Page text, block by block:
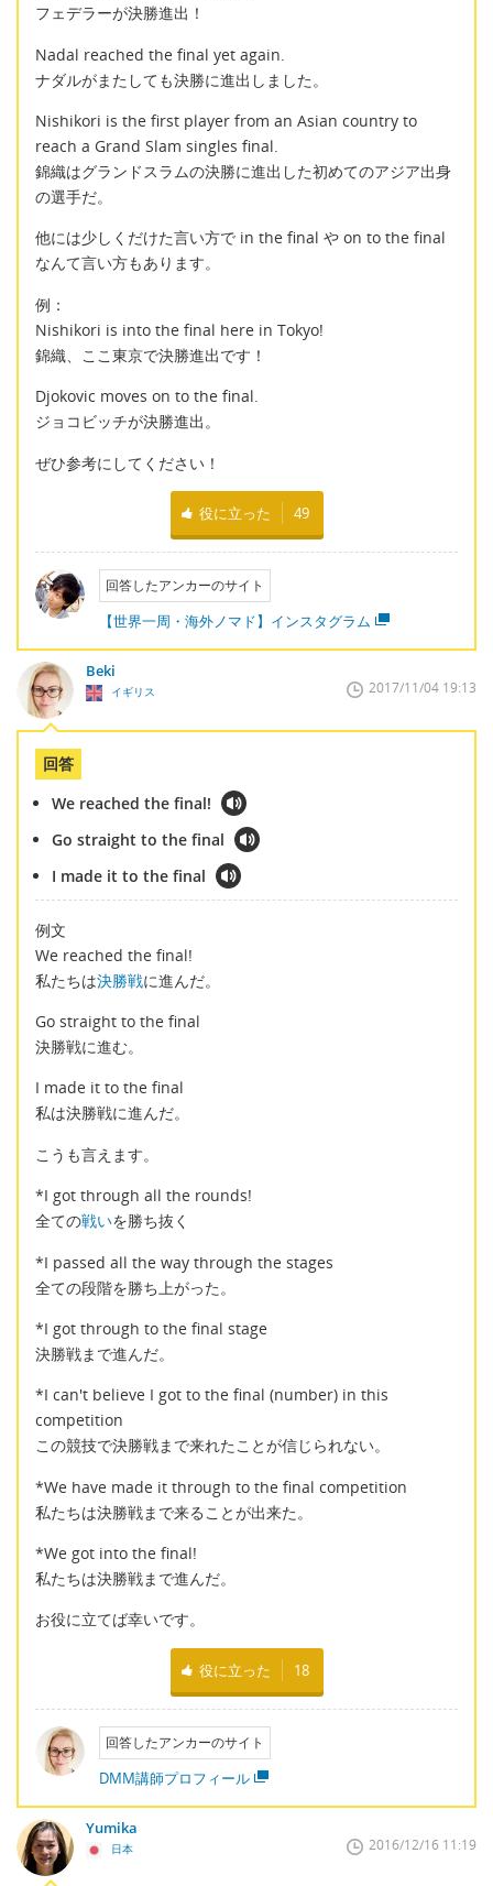
フェデラーが決勝進出！
Nadal reached the final yet again.
ナダルがまたしても決勝に進出しました。
Nishikori is the first player from an Asian country to
reach a Grand Slam singles final.
錦織はグランドスラムの決勝に進出した初めてのアジア出身
の選手だ。
他には少しくだけた言い方で in the final や on to the final
なんて言い方もあります。
例：
Nishikori is into the final here in Tokyo!
錦織、ここ東京で決勝進出です！
Djokovic moves on to the final.
ジョコビッチが決勝進出。
ぜひ参考にしてください！
役に立った 49
回答したアンカーのサイト
【世界一周・海外ノマド】インスタグラム
Beki
イギリス 2017/11/04 19:13
回答
We reached the final!
Go straight to the final
I made it to the final
例文
We reached the final!
私たちは決勝戦に進んだ。
Go straight to the final
決勝戦に進む。
I made it to the final
私は決勝戦に進んだ。
こうも言えます。
*I got through all the rounds!
全ての戦いを勝ち抜く
*I passed all the way through the stages
全ての段階を勝ち上がった。
*I got through to the final stage
決勝戦まで進んだ。
*I can't believe I got to the final (number) in this
competition
この競技で決勝戦まで来れたことが信じられない。
*We have made it through to the final competition
私たちは決勝戦まで来ることが出来た。
*We got into the final!
私たちは決勝戦まで進んだ。
お役に立てば幸いです。
役に立った 18
回答したアンカーのサイト
DMM講師プロフィール
Yumika
日本 2016/12/16 11:19